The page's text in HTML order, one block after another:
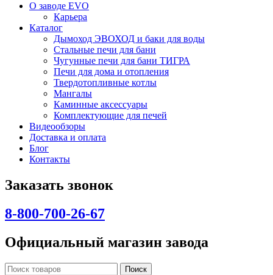
О заводе EVO
Карьера
Каталог
Дымоход ЭВОХОД и баки для воды
Стальные печи для бани
Чугунные печи для бани ТИГРА
Печи для дома и отопления
Твердотопливные котлы
Мангалы
Каминные аксессуары
Комплектующие для печей
Видеообзоры
Доставка и оплата
Блог
Контакты
Заказать звонок
8-800-700-26-67
Официальный магазин завода
Поиск